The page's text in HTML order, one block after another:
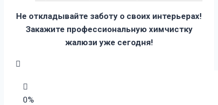
Не откладывайте заботу о своих интерьерах!
Закажите профессиональную химчистку
жалюзи уже сегодня!
0%